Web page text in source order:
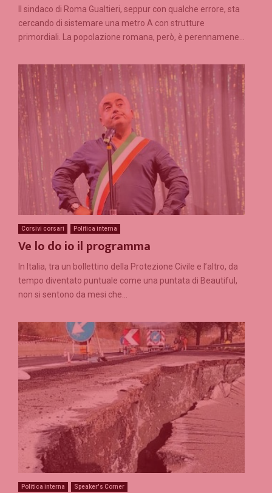
Il sindaco di Roma Gualtieri, seppur con qualche errore, sta
cercando di sistemare una metro A con strutture
primordiali. La popolazione romana, però, è perennamene...
Corsivi corsari Politica interna
Ve lo do io il programma
In Italia, tra un bollettino della Protezione Civile e l’altro, da
tempo diventato puntuale come una puntata di Beautiful,
non si sentono da mesi che...
Politica interna Speaker's Corner